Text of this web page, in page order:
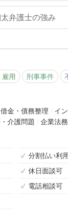
弁護士の強み
用 刑事事件
借金・債務整理 イ
介護問題 企業法務
分割払い利
休日面談可
電話相談可